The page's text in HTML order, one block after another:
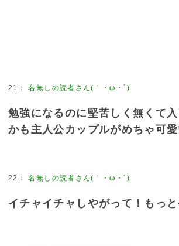
21 ：名無しの読者さん(｀・ω・´)
勉強になるのに堅苦しく無くて
かも主人公カップルがめちゃ可愛
22 ：名無しの読者さん(｀・ω・´)
イチャイチャしやがって！もっと